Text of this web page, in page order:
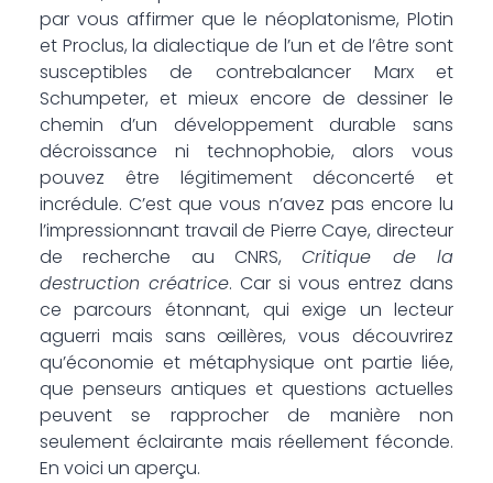
par vous affirmer que le néoplatonisme, Plotin
et Proclus, la dialectique de l’un et de l’être sont
susceptibles de contrebalancer Marx et
Schumpeter, et mieux encore de dessiner le
chemin d’un développement durable sans
décroissance ni technophobie, alors vous
pouvez être légitimement déconcerté et
incrédule. C’est que vous n’avez pas encore lu
l’impressionnant travail de Pierre Caye, directeur
de recherche au CNRS,Critique de la
destruction créatrice. Car si vous entrez dans
ce parcours étonnant, qui exige un lecteur
aguerri mais sans œillères, vous découvrirez
qu’économie et métaphysique ont partie liée,
que penseurs antiques et questions actuelles
peuvent se rapprocher de manière non
seulement éclairante mais réellement féconde.
En voici un aperçu.